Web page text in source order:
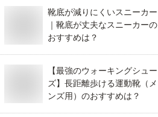
靴底が減りにくいスニーカー
｜靴底が丈夫なスニーカーの
おすすめは？
【最強のウォーキングシュー
ズ】長距離歩ける運動靴（メ
ンズ用）のおすすめは？